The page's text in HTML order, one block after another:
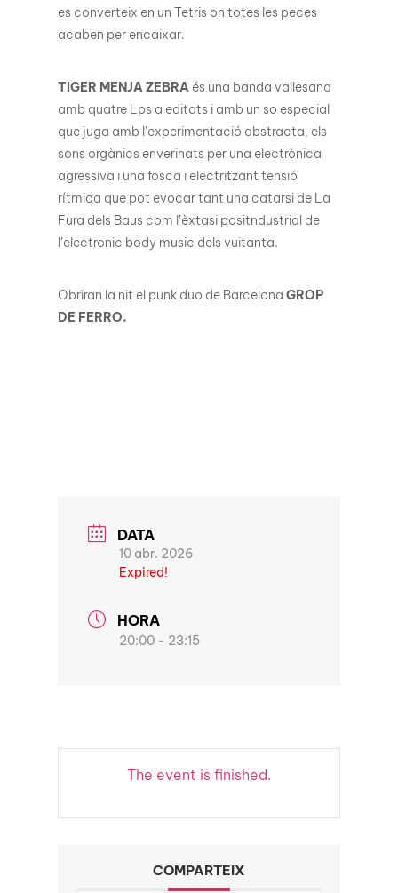
es converteix en un Tetris on totes les peces
acaben per encaixar.
TIGER MENJA ZEBRAés una banda vallesana
amb quatre Lps a editats i amb un so especial
que juga amb l’experimentació abstracta, els
sons orgànics enverinats per una electrònica
agressiva i una fosca i electritzant tensió
rítmica que pot evocar tant una catarsi de La
Fura dels Baus com l’èxtasi positndustrial de
l’electronic body music dels vuitanta.
Obriran la nit el punk duo de Barcelona GROP
DE FERRO.
DATA
10 abr. 2026
Expired!
HORA
20:00 - 23:15
The event is finished.
COMPARTEIX